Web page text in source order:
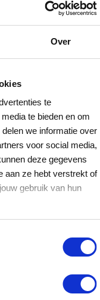
Over
te
te bieden en om
we informatie over
voor social media,
deze gegevens
aan ze hebt verstrekt of
gebruik van hun
en Kanker